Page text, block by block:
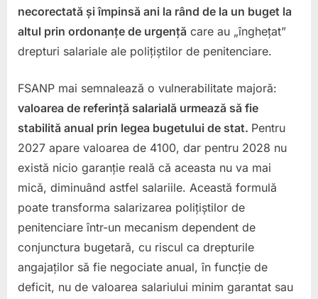
necorectată și împinsă ani la rând de la un buget la
altul prin ordonanțe de urgență care au „înghețat”
drepturi salariale ale polițiștilor de penitenciare.
FSANP mai semnalează o vulnerabilitate majoră:
valoarea de referință salarială urmează să fie
stabilită anual prin legea bugetului de stat. Pentru
2027 apare valoarea de 4100, dar pentru 2028 nu
există nicio garanție reală că aceasta nu va mai
mică, diminuând astfel salariile. Această formulă
poate transforma salarizarea polițiștilor de
penitenciare într-un mecanism dependent de
conjunctura bugetară, cu riscul ca drepturile
angajaților să fie negociate anual, în funcție de
deficit, nu de valoarea salariului minim garantat sau